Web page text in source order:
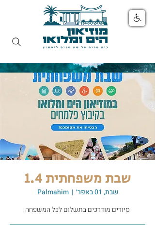
שבת משפחתית 1.4
שבת, 01 באפר׳
  |
Palmahim
סיורים מודרכים בתשלום לכל המשפחה